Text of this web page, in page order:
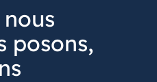
posons,